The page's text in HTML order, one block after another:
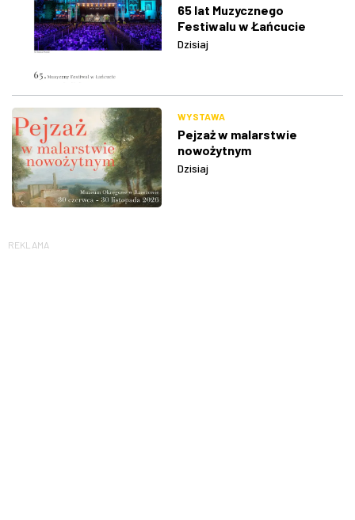
65 lat Muzycznego
Festiwalu w Łańcucie
Dzisiaj
WYSTAWA
Pejzaż w malarstwie
nowożytnym
Dzisiaj
REKLAMA